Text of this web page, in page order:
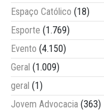
Espaço Católico (18)
Esporte (1.769)
Evento (4.150)
Geral (1.009)
geral (1)
Jovem Advocacia (363)